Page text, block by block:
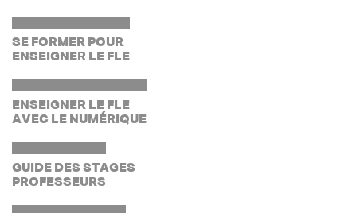
SE FORMER POUR
ENSEIGNER LE FLE
ENSEIGNER LE FLE
AVEC LE NUMÉRIQUE
GUIDE DES STAGES
PROFESSEURS